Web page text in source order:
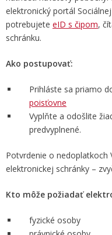
elektronický portál
potrebujete eID s čipom,
schránku.
Ako postupovať:
Prihláste sa priamo
poisťovne
Vyplňte a odošlite
predvyplnené.
Potvrdenie o nedoplatkoch
elektronickej schránky –
Kto môže požiadať
fyzické osoby